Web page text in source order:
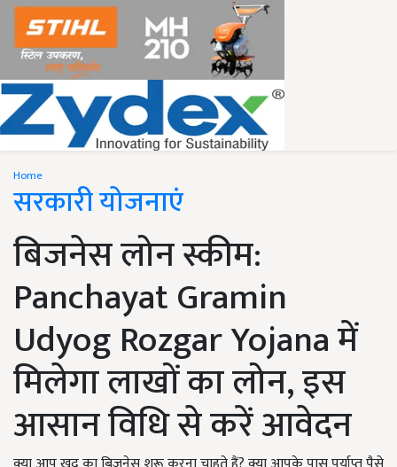
Home
सरकारी योजनाएं
बिजनेस लोन स्कीम:
Panchayat Gramin
Udyog Rozgar Yojana में
मिलेगा लाखों का लोन, इस
आसान विधि से करें आवेदन